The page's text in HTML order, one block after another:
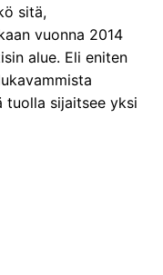
sitä,
vuonna 2014
alue. Eli eniten
sijaitsee yksi